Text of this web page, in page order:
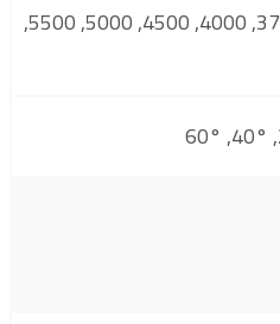
3000, 3700, 4000, 4500, 5000, 5500,